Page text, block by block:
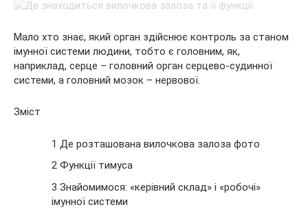
Мало хто знає, який орган здійснює контроль за станом
імунної системи людини, тобто є головним, як,
наприклад, серце – головний орган серцево-судинної
системи, а головний мозок – нервової.
Зміст
1 Де розташована вилочкова залоза фото
2 Функції тимуса
3 Знайомимося: «керівний склад» і «робочі»
імунної системи